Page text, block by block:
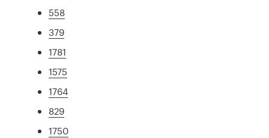
558
379
1781
1575
1764
829
1750